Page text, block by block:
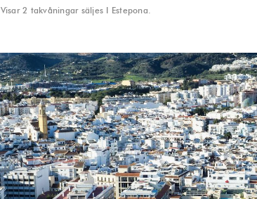
Visar 2 takvåningar säljes I Estepona.